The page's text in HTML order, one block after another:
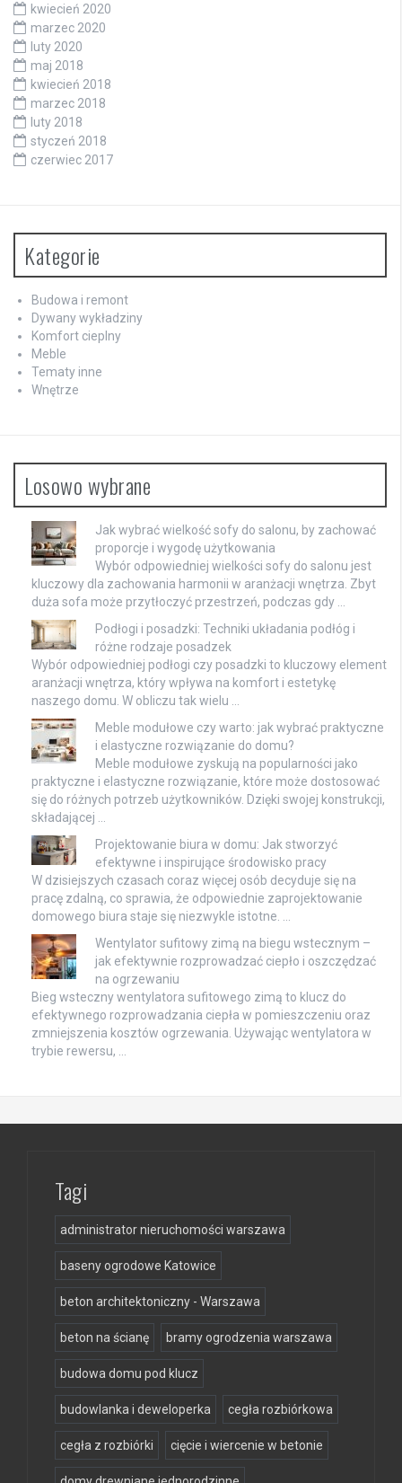
kwiecień 2020
marzec 2020
luty 2020
maj 2018
kwiecień 2018
marzec 2018
luty 2018
styczeń 2018
czerwiec 2017
Kategorie
Budowa i remont
Dywany wykładziny
Komfort cieplny
Meble
Tematy inne
Wnętrze
Losowo wybrane
Jak wybrać wielkość sofy do salonu, by zachować
proporcje i wygodę użytkowania
Wybór odpowiedniej wielkości sofy do salonu jest
kluczowy dla zachowania harmonii w aranżacji wnętrza. Zbyt
duża sofa może przytłoczyć przestrzeń, podczas gdy …
Podłogi i posadzki: Techniki układania podłóg i
różne rodzaje posadzek
Wybór odpowiedniej podłogi czy posadzki to kluczowy element
aranżacji wnętrza, który wpływa na komfort i estetykę
naszego domu. W obliczu tak wielu …
Meble modułowe czy warto: jak wybrać praktyczne
i elastyczne rozwiązanie do domu?
Meble modułowe zyskują na popularności jako
praktyczne i elastyczne rozwiązanie, które może dostosować
się do różnych potrzeb użytkowników. Dzięki swojej konstrukcji,
składającej …
Projektowanie biura w domu: Jak stworzyć
efektywne i inspirujące środowisko pracy
W dzisiejszych czasach coraz więcej osób decyduje się na
pracę zdalną, co sprawia, że odpowiednie zaprojektowanie
domowego biura staje się niezwykle istotne. …
Wentylator sufitowy zimą na biegu wstecznym –
jak efektywnie rozprowadzać ciepło i oszczędzać
na ogrzewaniu
Bieg wsteczny wentylatora sufitowego zimą to klucz do
efektywnego rozprowadzania ciepła w pomieszczeniu oraz
zmniejszenia kosztów ogrzewania. Używając wentylatora w
trybie rewersu, …
Tagi
administrator nieruchomości warszawa
baseny ogrodowe Katowice
beton architektoniczny - Warszawa
beton na ścianę bramy ogrodzenia warszawa
budowa domu pod klucz
budowlanka i deweloperka cegła rozbiórkowa
cegła z rozbiórki cięcie i wiercenie w betonie